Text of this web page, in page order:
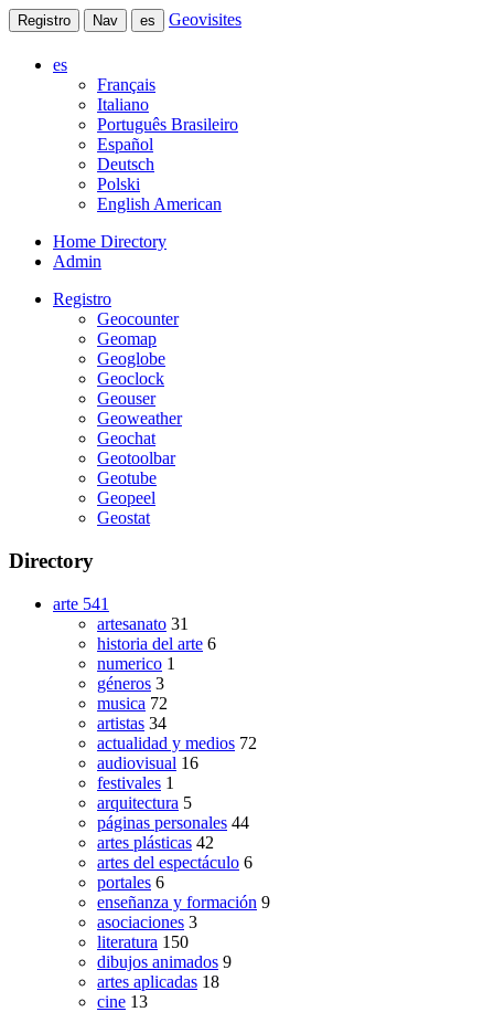
Registro Nav es Geovisites
es
Français
Italiano
Português Brasileiro
Español
Deutsch
Polski
English American
Home Directory
Admin
Registro
Geocounter
Geomap
Geoglobe
Geoclock
Geouser
Geoweather
Geochat
Geotoolbar
Geotube
Geopeel
Geostat
Directory
arte 541
artesanato 31
historia del arte 6
numerico 1
géneros 3
musica 72
artistas 34
actualidad y medios 72
audiovisual 16
festivales 1
arquitectura 5
páginas personales 44
artes plásticas 42
artes del espectáculo 6
portales 6
enseñanza y formación 9
asociaciones 3
literatura 150
dibujos animados 9
artes aplicadas 18
cine 13